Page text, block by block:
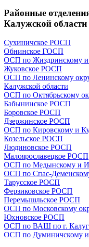
Районные
Калужской области
Сухиничское РОСП
Обнинское ГОСП
ОСП по Жиздринскому и
Жуковское РОСП
ОСП по Ленинскому
Калужской области
ОСП по Октябрьскому
Бабынинское РОСП
Боровское РОСП
Дзержинское РОСП
ОСП по Кировскому и
Козельское РОСП
Людиновское РОСП
Малоярославецкое РОСП
ОСП по Медынскому и
ОСП по Спас-
Тарусское РОСП
Ферзиковское РОСП
Перемышльское РОСП
ОСП по Московскому
Юхновское РОСП
ОСП по ВАШ по г.
ОСП по Думиничскому и